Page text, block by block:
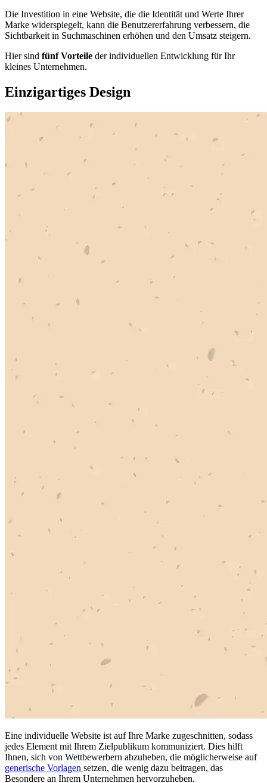
Die Investition in eine Website, die die Identität und Werte Ihrer
Marke widerspiegelt, kann die Benutzererfahrung verbessern, die
Sichtbarkeit in Suchmaschinen erhöhen und den Umsatz steigern.
Hier sind fünf Vorteile der individuellen Entwicklung für Ihr
kleines Unternehmen.
Einzigartiges Design
Eine individuelle Website ist auf Ihre Marke zugeschnitten, sodass
jedes Element mit Ihrem Zielpublikum kommuniziert. Dies hilft
Ihnen, sich von Wettbewerbern abzuheben, die möglicherweise auf
generische Vorlagen setzen, die wenig dazu beitragen, das
Besondere an Ihrem Unternehmen hervorzuheben.